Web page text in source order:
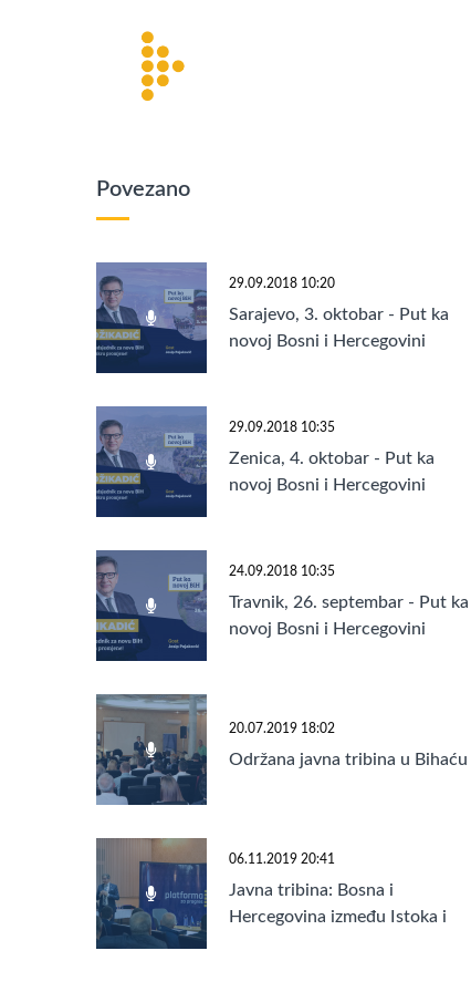
Povezano
29.09.2018 10:20
Sarajevo, 3. oktobar - Put ka
novoj Bosni i Hercegovini
29.09.2018 10:35
Zenica, 4. oktobar - Put ka
novoj Bosni i Hercegovini
24.09.2018 10:35
Travnik, 26. septembar - Put ka
novoj Bosni i Hercegovini
20.07.2019 18:02
Održana javna tribina u Bihaću
06.11.2019 20:41
Javna tribina: Bosna i
Hercegovina između Istoka i